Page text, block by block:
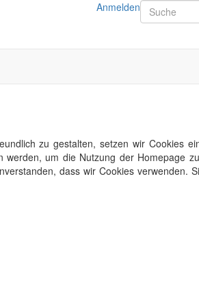
Anmelden
zu gestalten, setzen wir Cookies
um die Nutzung der Homepage
dass wir Cookies verwenden.